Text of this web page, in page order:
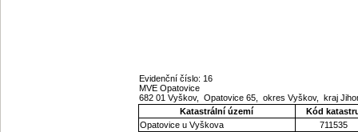
Evidenční číslo: 16
MVE Opatovice
682 01 Vyškov, Opatovice 65, okres Vyškov, kraj
Katastrální území
Kód
Opatovice u Vyškova
711535